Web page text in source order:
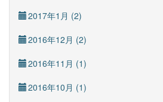
2017年1月 (2)
2016年12月 (2)
2016年11月 (1)
2016年10月 (1)